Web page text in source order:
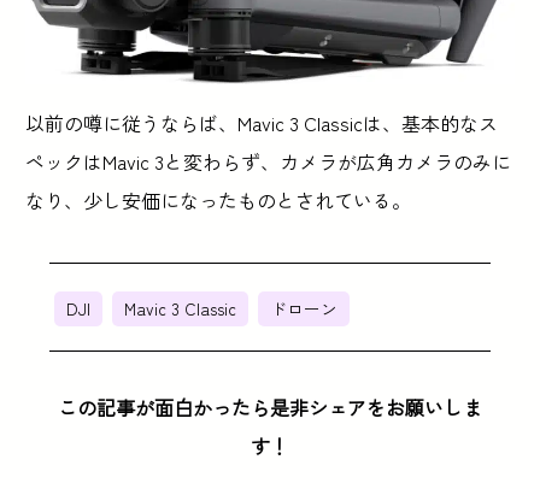
以前の噂に従うならば、Mavic 3 Classicは、基本的なス
ペックはMavic 3と変わらず、カメラが広角カメラのみに
なり、少し安価になったものとされている。
DJI Mavic 3 Classic ドローン
この記事が面白かったら是非シェアをお願いしま
す！